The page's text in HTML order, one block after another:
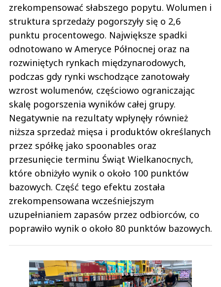
zrekompensować słabszego popytu. Wolumen i
struktura sprzedaży pogorszyły się o 2,6
punktu procentowego. Największe spadki
odnotowano w Ameryce Północnej oraz na
rozwiniętych rynkach międzynarodowych,
podczas gdy rynki wschodzące zanotowały
wzrost wolumenów, częściowo ograniczając
skalę pogorszenia wyników całej grupy.
Negatywnie na rezultaty wpłynęły również
niższa sprzedaż mięsa i produktów określanych
przez spółkę jako spoonables oraz
przesunięcie terminu Świąt Wielkanocnych,
które obniżyło wynik o około 100 punktów
bazowych. Część tego efektu została
zrekompensowana wcześniejszym
uzupełnianiem zapasów przez odbiorców, co
poprawiło wynik o około 80 punktów bazowych.